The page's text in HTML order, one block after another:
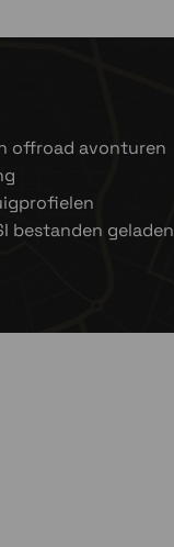
offroad avonturen
bestanden geladen